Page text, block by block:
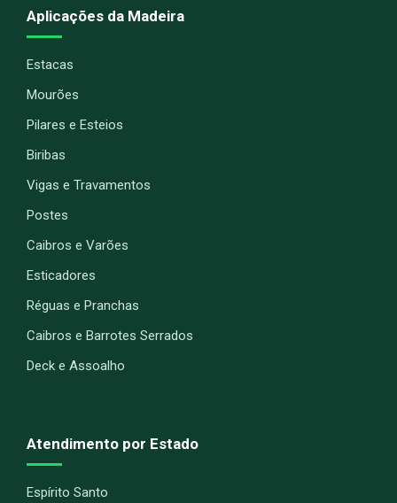
Aplicações da Madeira
Estacas
Mourões
Pilares e Esteios
Biribas
Vigas e Travamentos
Postes
Caibros e Varões
Esticadores
Réguas e Pranchas
Caibros e Barrotes Serrados
Deck e Assoalho
Atendimento por Estado
Espírito Santo